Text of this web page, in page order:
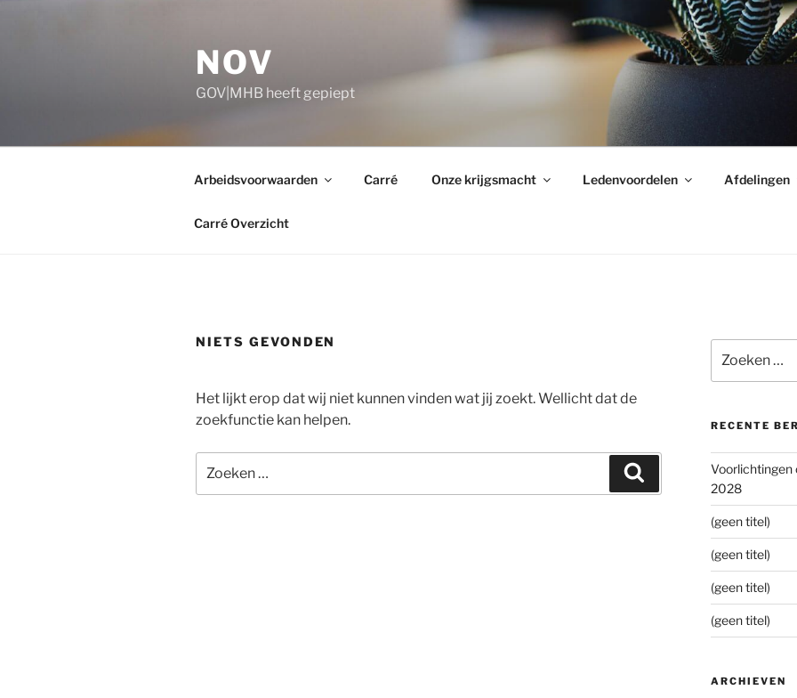
NOV
GOV|MHB heeft gepiept
Arbeidsvoorwaarden Carré Onze krijgsmacht Ledenvoordelen Afdelingen
Carré Overzicht
NIETS GEVONDEN
Het lijkt erop dat wij niet kunnen vinden wat jij zoekt. Wellicht dat de
zoekfunctie kan helpen.
naar:
naar:
RECENTE
Voorlichtingen
2028
(geen titel)
(geen titel)
(geen titel)
(geen titel)
ARCHIEVEN